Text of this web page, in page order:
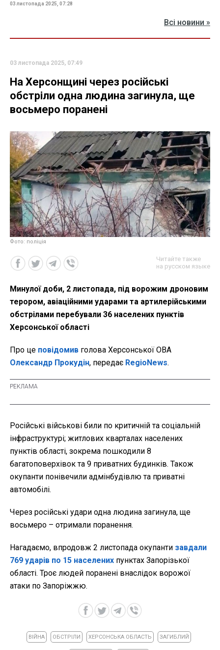
03 листопада 2025, 07:28
Всі новини »
03 листопада 2025, 07:49
На Херсонщині через російські
обстріли одна людина загинула, ще
восьмеро поранені
Фото: поліція
Читайте также
на русском языке
Минулої доби, 2 листопада, під ворожим дроновим
терором, авіаційними ударами та артилерійськими
обстрілами перебували 36 населених пунктів
Херсонської області
Про це повідомив голова Херсонської ОВА
Олександр Прокудін, передає RegioNews.
Російські військові били по критичній та соціальній
інфраструктурі; житлових кварталах населених
пунктів області, зокрема пошкодили 8
багатоповерхівок та 9 приватних будинків. Також
окупанти понівечили адмінбудівлю та приватні
автомобілі.
Через російські удари одна людина загинула, ще
восьмеро – отримали поранення.
Нагадаємо, впродовж 2 листопада окупанти завдали
769 ударів по 15 населених пунктах Запорізької
області. Троє людей поранені внаслідок ворожої
атаки по Запоріжжю.
ВІЙНА ОБСТРІЛИ ХЕРСОНСЬКА ОБЛАСТЬ ЗАГИБЛИЙ